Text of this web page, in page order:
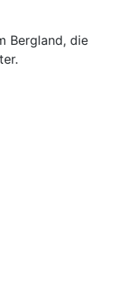
Bergland, die